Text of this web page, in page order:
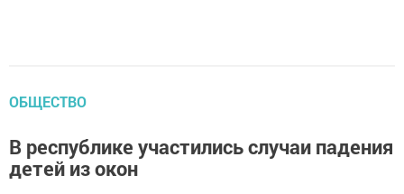
ОБЩЕСТВО
В республике участились случаи падения
детей из окон